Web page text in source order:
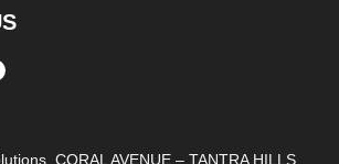
CORAL AVENUE – TANTRA HILLS,